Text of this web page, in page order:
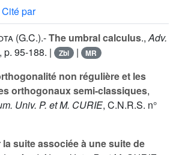
Cité par
(G.C.).-The umbral calculus.,Adv.
p. 95-188. | Zbl | MR
non régulière et les
orthogonaux semi-classiques,
Univ. P. et M. CURIE, C.N.R.S. n°
la suite associée à une suite de